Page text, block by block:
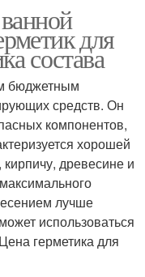
для
состава
бюджетным
средств. Он
компонентов,
хорошей
кирпичу, древесине и
лучше
использоваться
герметика для